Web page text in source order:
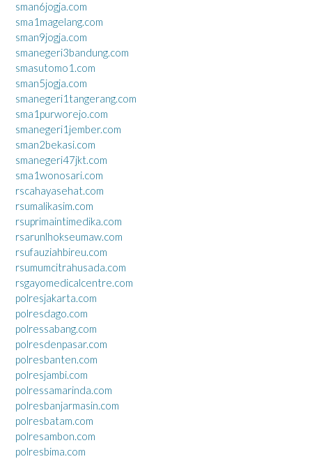
sman6jogja.com
sma1magelang.com
sman9jogja.com
smanegeri3bandung.com
smasutomo1.com
sman5jogja.com
smanegeri1tangerang.com
sma1purworejo.com
smanegeri1jember.com
sman2bekasi.com
smanegeri47jkt.com
sma1wonosari.com
rscahayasehat.com
rsumalikasim.com
rsuprimaintimedika.com
rsarunlhokseumaw.com
rsufauziahbireu.com
rsumumcitrahusada.com
rsgayomedicalcentre.com
polresjakarta.com
polresdago.com
polressabang.com
polresdenpasar.com
polresbanten.com
polresjambi.com
polressamarinda.com
polresbanjarmasin.com
polresbatam.com
polresambon.com
polresbima.com